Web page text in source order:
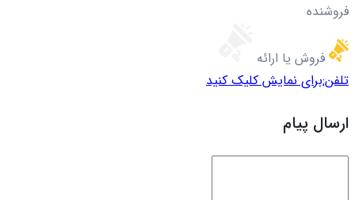
فروشنده
فروش یا ارائه
تلفن:برای نمایش کلیک کنید
ارسال پیام